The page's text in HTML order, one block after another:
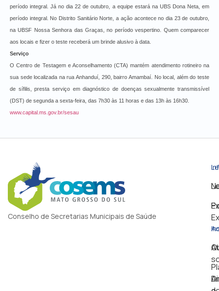
período integral. Já no dia 22 de outubro, a equipe estará na UBS Dona Neta, em
período integral. No Distrito Sanitário Norte, a ação acontece no dia 23 de outubro,
na UBSF Nossa Senhora das Graças, no período vespertino. Quem comparecer
aos locais e fizer o teste receberá um brinde alusivo à data.
Serviço
O Centro de Testagem e Aconselhamento (CTA) mantém atendimento rotineiro na
sua sede localizada na rua Anhanduí, 290, bairro Amambaí. No local, além do teste
de sífilis, presta serviço em diagnóstico de doenças sexualmente transmissível
(DST) de segunda a sexta-feira, das 7h30 às 11 horas e das 13h às 16h30.
www.capital.ms.gov.br/sesau
Conselho de Secretarias Municipais de Saúde